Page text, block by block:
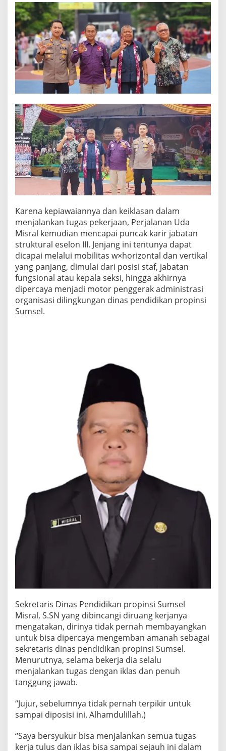
u
k
t
u
r
a
l
E
s
e
l
o
n
I
I
Karena kepiawaiannya dan keiklasan dalam
menjalankan tugas pekerjaan, Perjalanan Uda
Misral kemudian mencapai puncak karir jabatan
struktural eselon III. Jenjang ini tentunya dapat
dicapai melalui mobilitas w×horizontal dan vertikal
yang panjang, dimulai dari posisi staf, jabatan
fungsional atau kepala seksi, hingga akhirnya
dipercaya menjadi motor penggerak administrasi
organisasi dilingkungan dinas pendidikan propinsi
Sumsel.
Sekretaris Dinas Pendidikan propinsi Sumsel
Misral, S.SN yang dibincangi diruang kerjanya
mengatakan, dirinya tidak pernah membayangkan
untuk bisa dipercaya mengemban amanah sebagai
sekretaris dinas pendidikan propinsi Sumsel.
Menurutnya, selama bekerja dia selalu
menjalankan tugas dengan iklas dan penuh
tanggung jawab.
“Jujur, sebelumnya tidak pernah terpikir untuk
sampai diposisi ini. Alhamdulillah.)
“Saya bersyukur bisa menjalankan semua tugas
kerja tulus dan iklas bisa sampai sejauh ini dalam